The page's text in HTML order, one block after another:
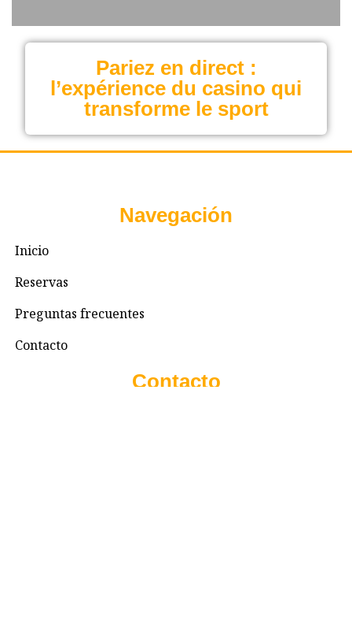
Pariez en direct :
l’expérience du casino qui
transforme le sport
Navegación
Inicio
Reservas
Preguntas frecuentes
Contacto
Contacto